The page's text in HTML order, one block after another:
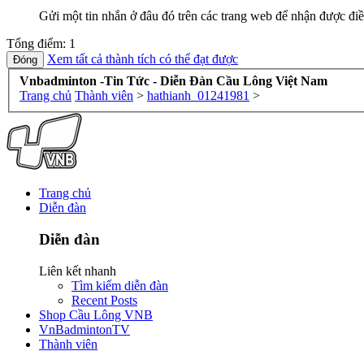
Gửi một tin nhắn ở đâu đó trên các trang web để nhận được
Tổng điểm: 1
Xem tất cả thành tích có thể đạt được
Vnbadminton -Tin Tức - Diễn Đàn Cầu Lông Việt Nam
Trang chủ Thành viên > hathianh_01241981 >
Trang chủ
Diễn đàn
Diễn đàn
Liên kết nhanh
Tìm kiếm diễn đàn
Recent Posts
Shop Cầu Lông VNB
VnBadmintonTV
Thành viên